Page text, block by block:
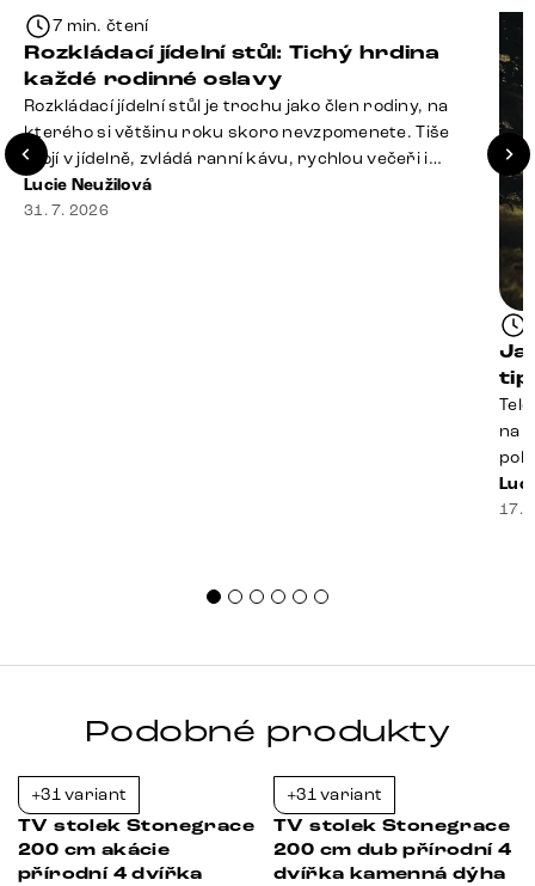
7 min. čtení
Rozkládací jídelní stůl: Tichý hrdina
každé rodinné oslavy
Rozkládací jídelní stůl je trochu jako člen rodiny, na
kterého si většinu roku skoro nevzpomenete. Tiše
stojí v jídelně, zvládá ranní kávu, rychlou večeři i
hromadu dopisů, které je potřeba „někdy vyřídit“. Pak
ale přijdou Vánoce, narozeniny nebo zpráva: „Stavíme
Lucie Neužilová
31. 7. 2026
na
17.
Podobné produkty
+31 variant
TV stolek Stonegrace
200 cm akácie
přírodní 4 dvířka
+31 variant
TV stolek Stonegrace
200 cm dub přírodní 4
dvířka kamenná dýha